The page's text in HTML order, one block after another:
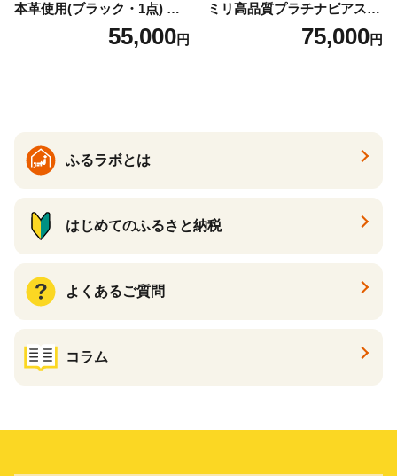
本革使用(ブラック・1点) 鞄
バック バッグ カバン レザー
国産 日本製 牛革 黒 革 革製
55,000円
ミリ高品質プラチナピアス P
t900 志摩産アコヤ真珠 ブラ
ックパール 黒真珠75,000円
ふるラボとは
はじめてのふるさと納税
よくあるご質問
コラム